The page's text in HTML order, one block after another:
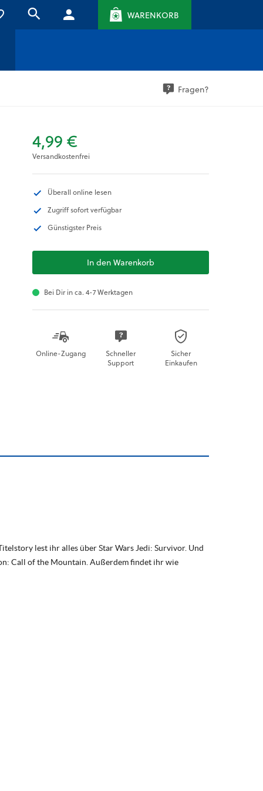
WARENKORB
Fragen?
4,99 €
Versandkostenfrei
Überall online lesen
Zugriff sofort verfügbar
Günstigster Preis
In den Warenkorb
Bei Dir in ca. 4-7 Werktagen
Online-Zugang
Schneller
Support
Sicher
Einkaufen
lest ihr alles über Star Wars Jedi: Survivor. Und
Call of the Mountain. Außerdem findet ihr wie